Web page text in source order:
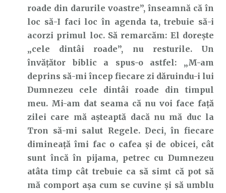
roade din darurile voastre”, înseamnă că în
loc să-I faci loc în agenda ta, trebuie să-i
acorzi primul loc. Să remarcăm: El dorește
„cele dintâi roade”, nu resturile. Un
învățător biblic a spus-o astfel: „M-am
deprins să-mi încep fiecare zi dăruindu-i lui
Dumnezeu cele dintâi roade din timpul
meu. Mi-am dat seama că nu voi face față
zilei care mă așteaptă dacă nu mă duc la
Tron să-mi salut Regele. Deci, în fiecare
dimineață îmi fac o cafea și de obicei, cât
sunt încă în pijama, petrec cu Dumnezeu
atâta timp cât trebuie ca să simt că pot să
mă comport așa cum se cuvine și să umblu